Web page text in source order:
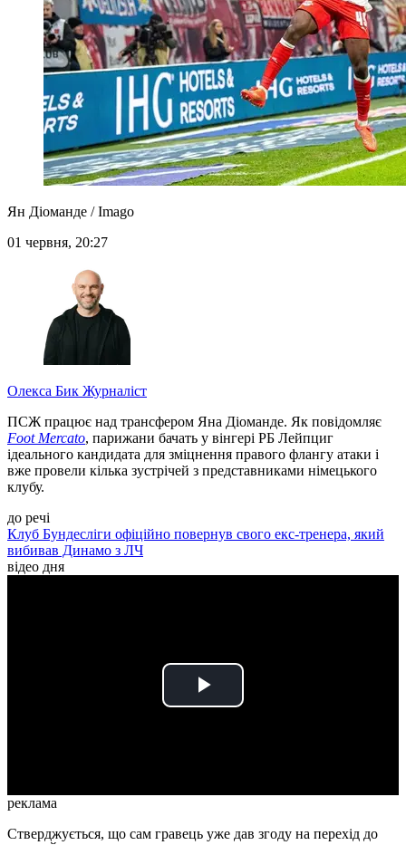
Ян Діоманде / Imago
01 червня, 20:27
Олекса Бик Журналіст
ПСЖ працює над трансфером Яна Діоманде. Як повідомляє
Foot Mercato, парижани бачать у вінгері РБ Лейпциг
ідеального кандидата для зміцнення правого флангу атаки і
вже провели кілька зустрічей з представниками німецького
клубу.
до речі
Клуб Бундесліги офіційно повернув свого екс-тренера, який
вибивав Динамо з ЛЧ
відео дня
Play
реклама
Стверджується, що сам гравець уже дав згоду на перехід до